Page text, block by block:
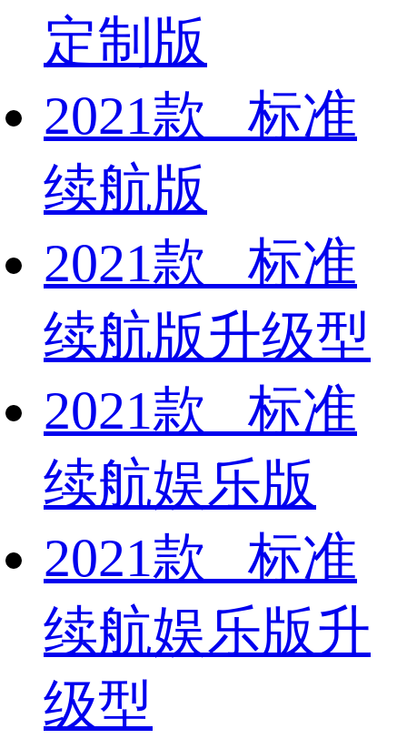
定制版
2021款 标准
续航版
2021款 标准
续航版升级型
2021款 标准
续航娱乐版
2021款 标准
续航娱乐版升
级型